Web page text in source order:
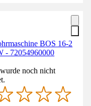
BOS 16-2
- 72054960000
noch nicht